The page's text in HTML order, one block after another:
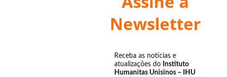
Newsletter
Receba as notícias e
atualizações do Instituto
Humanitas Unisinos – IHU